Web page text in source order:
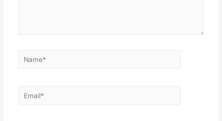
Name*
Email*